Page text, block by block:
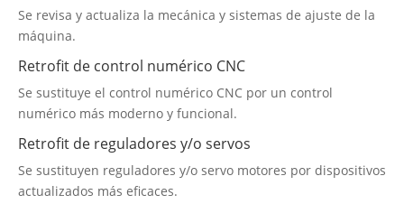
Se revisa y actualiza la mecánica y sistemas de ajuste de la
máquina.
Retrofit de control numérico CNC
Se sustituye el control numérico CNC por un control
numérico más moderno y funcional.
Retrofit de reguladores y/o servos
Se sustituyen reguladores y/o servo motores por dispositivos
actualizados más eficaces.